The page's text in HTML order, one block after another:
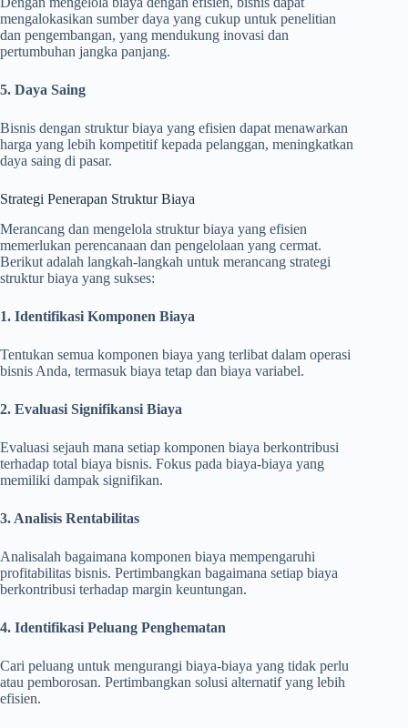
mengalokasikan sumber daya yang cukup untuk penelitian
dan pengembangan, yang mendukung inovasi dan
pertumbuhan jangka panjang.
5. Daya Saing
Bisnis dengan struktur biaya yang efisien dapat menawarkan
harga yang lebih kompetitif kepada pelanggan, meningkatkan
daya saing di pasar.
Strategi Penerapan Struktur Biaya
Merancang dan mengelola struktur biaya yang efisien
memerlukan perencanaan dan pengelolaan yang cermat.
Berikut adalah langkah-langkah untuk merancang strategi
struktur biaya yang sukses:
1. Identifikasi Komponen Biaya
Tentukan semua komponen biaya yang terlibat dalam operasi
bisnis Anda, termasuk biaya tetap dan biaya variabel.
2. Evaluasi Signifikansi Biaya
Evaluasi sejauh mana setiap komponen biaya berkontribusi
terhadap total biaya bisnis. Fokus pada biaya-biaya yang
memiliki dampak signifikan.
3. Analisis Rentabilitas
Analisalah bagaimana komponen biaya mempengaruhi
profitabilitas bisnis. Pertimbangkan bagaimana setiap biaya
berkontribusi terhadap margin keuntungan.
4. Identifikasi Peluang Penghematan
Cari peluang untuk mengurangi biaya-biaya yang tidak perlu
atau pemborosan. Pertimbangkan solusi alternatif yang lebih
efisien.